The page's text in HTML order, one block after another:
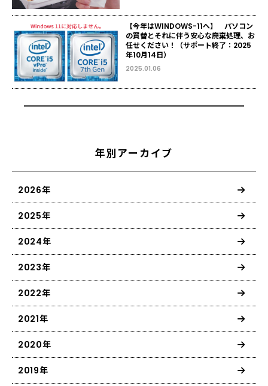
【今年はWINDOWS-11へ】 パソコン
の買替とそれに伴う安心な廃棄処理、お
任せください！（サポート終了：2025
年10月14日）
2025.01.06
年別アーカイブ
2026年
2025年
2024年
2023年
2022年
2021年
2020年
2019年